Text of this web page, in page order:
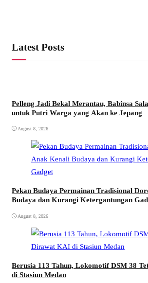
Latest Posts
Pelleng Jadi Bekal Merantau, Babinsa
untuk Putri Warga yang Akan ke Jepang
August 8, 2026
Pekan Budaya Permainan Tradisional
Budaya dan Kurangi Ketergantungan
August 8, 2026
Berusia 113 Tahun, Lokomotif DSM 38
di Stasiun Medan